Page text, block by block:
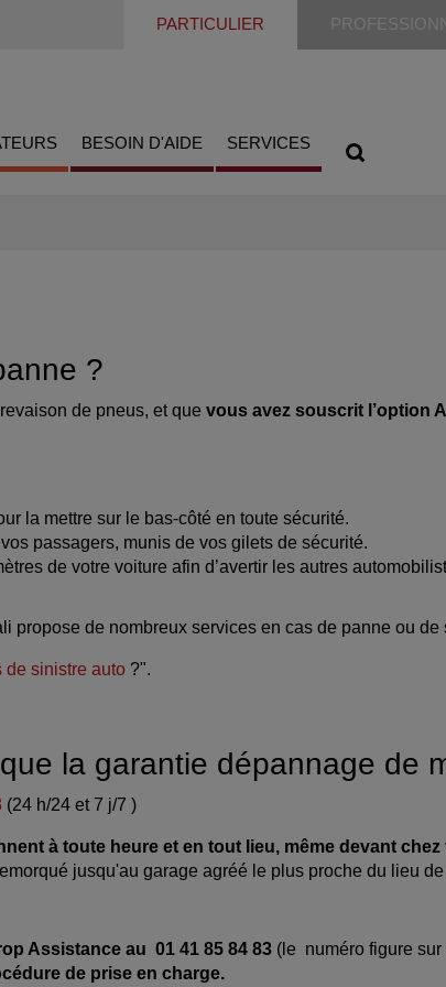
PARTICULIER
BESOIN D'AIDE SERVICES
?
de pneus, et que vous avez souscrit l’option
la mettre sur le bas-côté en toute sécurité.
passagers, munis de vos gilets de sécurité.
de votre voiture afin d’avertir les autres
propose de nombreux services en cas de panne ou de
de sinistre auto ?".
la garantie dépannage de
(24 h/24 et 7 j/7 )
à toute heure et en tout lieu, même devant chez
jusqu'au garage agréé le plus proche du lieu
Assistance au 01 41 85 84 83 (le numéro figure
de prise en charge.